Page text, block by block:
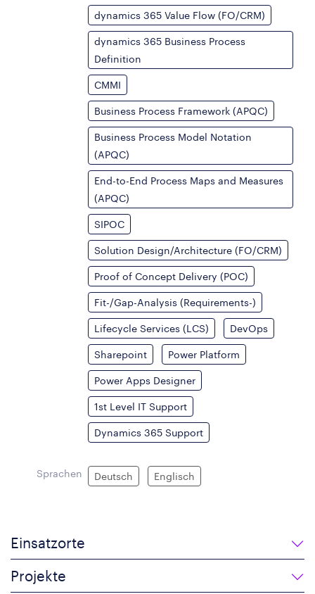
dynamics 365 Value Flow (FO/CRM)
dynamics 365 Business Process
Definition
CMMI
Business Process Framework (APQC)
Business Process Model Notation
(APQC)
End-to-End Process Maps and Measures
(APQC)
SIPOC
Solution Design/Architecture (FO/CRM)
Proof of Concept Delivery (POC)
Fit-/Gap-Analysis (Requirements-)
Lifecycle Services (LCS) DevOps
Sharepoint Power Platform
Power Apps Designer
1st Level IT Support
Dynamics 365 Support
Sprachen Deutsch Englisch
Einsatzorte
Projekte